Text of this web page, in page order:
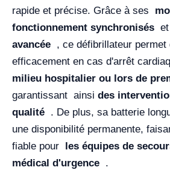
rapide et précise. Grâce à ses
fonctionnement synchronisés
avancée , ce défibrillateur permet
efficacement en cas d'arrêt
milieu hospitalier ou lors de
garantissant ainsi des
qualité . De plus, sa batterie
une disponibilité permanente,
fiable pour les équipes de
médical d'urgence .